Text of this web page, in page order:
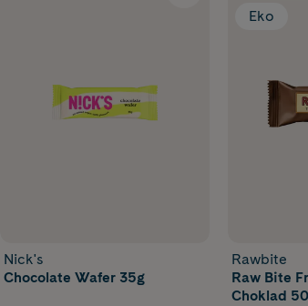
Nick's
Chocolate Wafer 35g
Eko
Rawbite
Raw Bite
Choklad